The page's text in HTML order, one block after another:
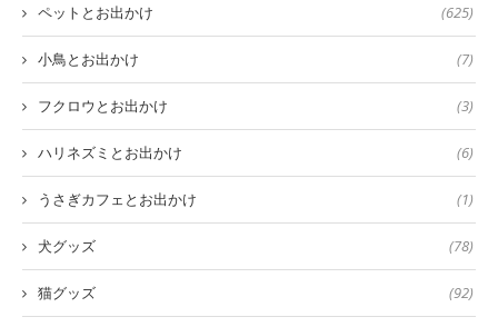
ペットとお出かけ (625)
小鳥とお出かけ (7)
フクロウとお出かけ (3)
ハリネズミとお出かけ (6)
うさぎカフェとお出かけ (1)
犬グッズ (78)
猫グッズ (92)